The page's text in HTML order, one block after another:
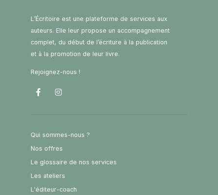
L’Écritoire est une plateforme de services aux
auteurs. Elle leur propose un accompagnement
complet, du début de l’écriture à la publication
et à la promotion de leur livre.
Rejoignez-nous !
Qui sommes-nous ?
Nos offres
Le glossaire de nos services
Les ateliers
L'éditeur-coach